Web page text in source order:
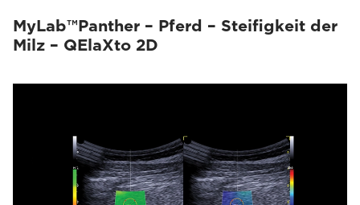
MyLab™Panther – Pferd – Steifigkeit der
Milz – QElaXto 2D